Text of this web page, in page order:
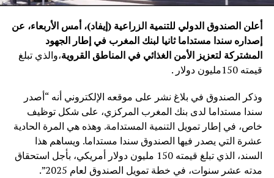
أعلن الصندوق الدولي للتنمية الزراعية (إيفاد)، أمس الأربعاء، عن
إصداره سندا مستداما ثانيا لبنك المغرب في إطار الجهود
المشتركة لتعزيز الأمن الغذائي في المناطق القروية،والذي تبلغ
قيمته 150مليون دولار .
وذكر الصندوق في بلاغ نشر على موقعه الإلكتروني أنه “أصدر
سندا مستداما لدى بنك المغرب المركزي، على شكل توظيف
خاص، في إطار تمويل التنمية المستدامة. وهذه هي المرة الحادية
عشرة التي يصدر فيها الصندوق سندا مستداما. ويساهم هذا
السند، الذي تبلغ قيمته 150 مليون دولار أمريكي، بأجل استحقاق
مدته عشر سنوات، في خطة تمويل الصندوق لعام 2025”.